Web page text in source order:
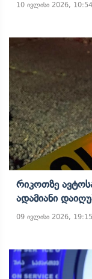
10 ივლისი 2026, 10:54
Რიკოთზე
Ადამიანი
09 ივლისი 2026, 19:15